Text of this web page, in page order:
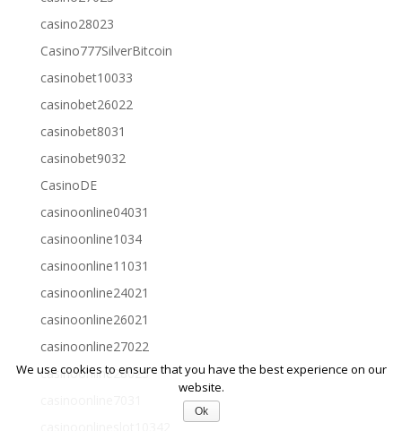
casino28023
Casino777SilverBitcoin
casinobet10033
casinobet26022
casinobet8031
casinobet9032
CasinoDE
casinoonline04031
casinoonline1034
casinoonline11031
casinoonline24021
casinoonline26021
casinoonline27022
casinoonline28023
We use cookies to ensure that you have the best experience on our
website.
Ok